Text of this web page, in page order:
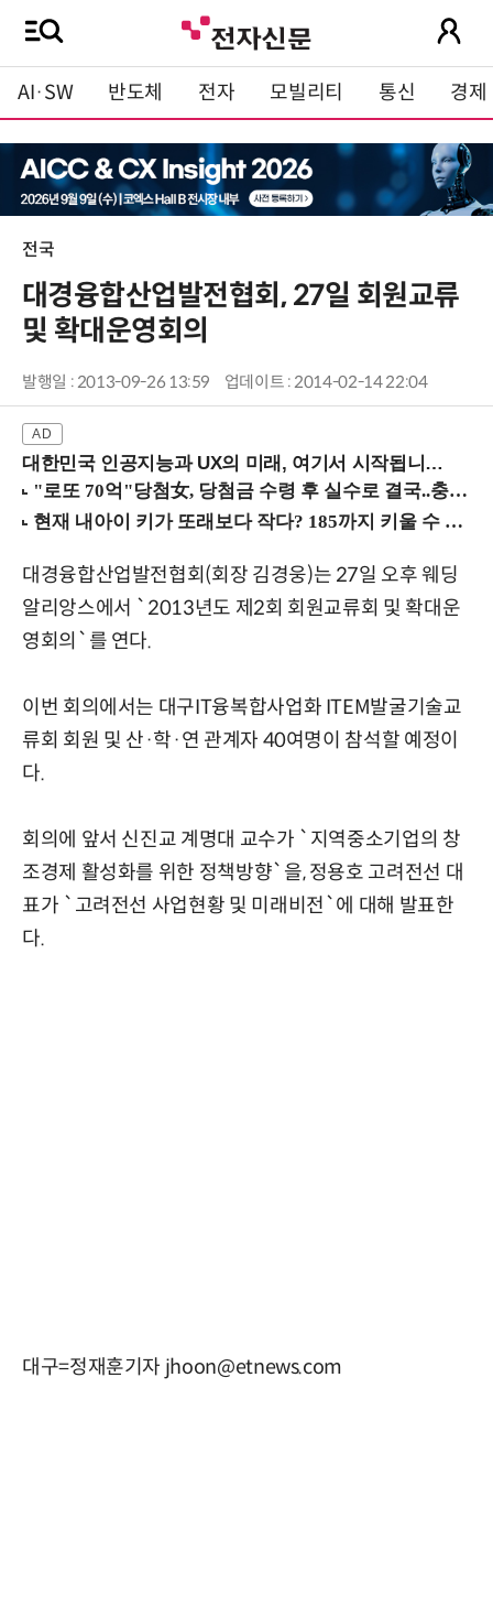
AI·SW 반도체 전자 모빌리티 통신 경제
전국
대경융합산업발전협회, 27일 회원교류
및 확대운영회의
발행일 : 2013-09-26 13:59 업데이트 : 2014-02-14 22:04
대한민국 인공지능과 UX의 미래, 여기서 시작됩니다! (9/2 강남역)
대경융합산업발전협회(회장 김경웅)는 27일 오후 웨딩
알리앙스에서 `2013년도 제2회 회원교류회 및 확대운
영회의`를 연다.
이번 회의에서는 대구IT융복합사업화 ITEM발굴기술교
류회 회원 및 산·학·연 관계자 40여명이 참석할 예정이
다.
회의에 앞서 신진교 계명대 교수가 `지역중소기업의 창
조경제 활성화를 위한 정책방향`을, 정용호 고려전선 대
표가 `고려전선 사업현황 및 미래비전`에 대해 발표한
다.
대구=정재훈기자 jhoon@etnews.com